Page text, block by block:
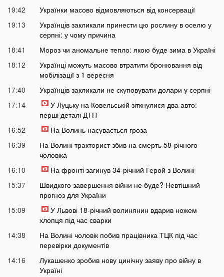
19:42
Українки масово відмовляються від консервації
19:13
Українців закликали принести цю рослину в оселю у
серпні: у чому причина
18:41
Мороз чи аномальне тепло: якою буде зима в Україні
18:12
Українці можуть масово втратити бронювання від
мобілізації з 1 вересня
17:40
Українців закликали не скуповувати долари у серпні
17:14
У Луцьку на Ковельській зіткнулися два авто:
перші деталі ДТП
16:52
На Волинь насувається гроза
16:39
На Волині тракторист збив на смерть 58-річного
чоловіка
16:10
На фронті загинув 34-річний Герой з Волині
15:37
Швидкого завершення війни не буде? Невтішний
прогноз для України
15:09
У Львові 18-річний волинянин вдарив ножем
хлопця під час сварки
14:38
На Волині чоловік побив працівника ТЦК під час
перевірки документів
14:16
Лукашенко зробив нову цинічну заяву про війну в
Україні